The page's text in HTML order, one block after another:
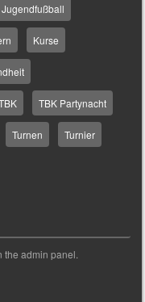
Jugendfußball
Kurse
TBK Partynacht
Turnen Turnier
the admin panel.